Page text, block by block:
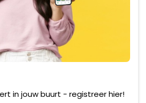
in jouw buurt - registreer hier!